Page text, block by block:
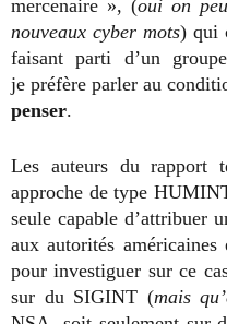
mercenaire », (oui on
nouveaux cyber mots) qui
faisant parti d’un
je préfère parler au
penser.
Les auteurs du rapport
approche de type
seule capable d’attribuer
aux autorités
pour investiguer sur ce
sur du SIGINT (mais